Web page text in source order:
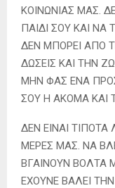
ΚΟΙΝΩΝΙΑΣ ΜΑΣ.
ΠΑΙΔΙ ΣΟΥ ΚΑΙ ΝΑ
ΔΕΝ ΜΠΟΡΕΙ ΑΠΟ
ΔΩΣΕΙΣ ΚΑΙ ΤΗΝ
ΜΗΝ ΦΑΣ ΕΝΑ
ΣΟΥ Η ΑΚΟΜΑ ΚΑΙ
ΔΕΝ ΕΙΝΑΙ ΤΙΠΟΤΑ
ΜΕΡΕΣ ΜΑΣ. ΝΑ
ΒΓΑΙΝΟΥΝ ΒΟΛΤΑ
ΕΧΟΥΝΕ ΒΑΛΕΙ